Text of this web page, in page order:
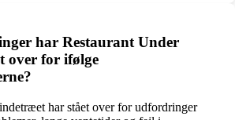
har Restaurant Under
over for ifølge
har stået over for udfordringer